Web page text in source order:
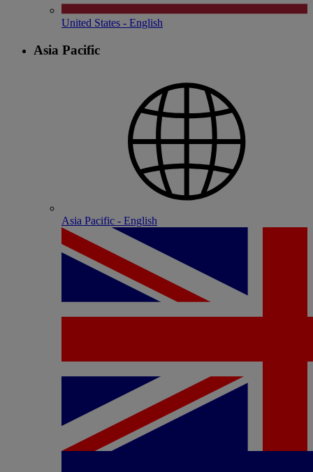
United States - English
Asia Pacific
Asia Pacific - English